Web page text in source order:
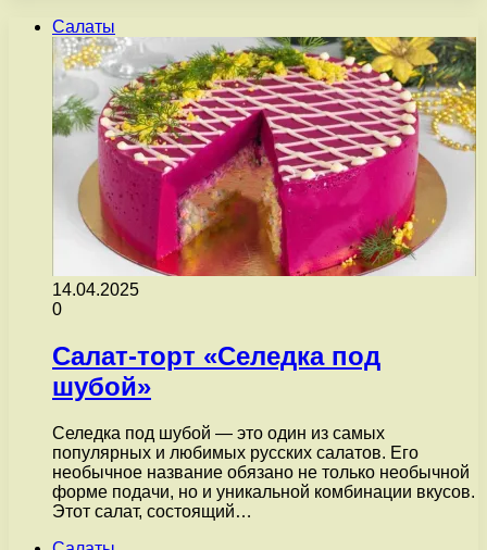
Салаты
14.04.2025
0
Салат-торт «Селедка под
шубой»
Селедка под шубой — это один из самых
популярных и любимых русских салатов. Его
необычное название обязано не только необычной
форме подачи, но и уникальной комбинации вкусов.
Этот салат, состоящий…